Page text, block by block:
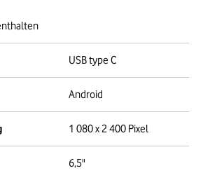
USB type C
Android
1 080 x 2 400 Pixel
6,5"